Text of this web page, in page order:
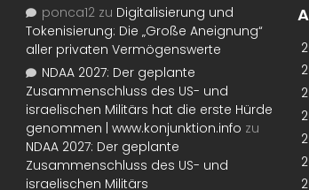
ponca12 zu Digitalisierung und
Tokenisierung: Die „Große Aneignung“
aller privaten Vermögenswerte
NDAA 2027: Der geplante
Zusammenschluss des US- und
israelischen Militärs hat die erste Hürde
genommen | www.konjunktion.info zu
NDAA 2027: Der geplante
Zusammenschluss des US- und
israelischen Militärs